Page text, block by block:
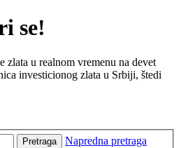
se!
zlata u realnom vremenu na devet
investicionog zlata u Srbiji, štedi
Pretraga Napredna pretraga